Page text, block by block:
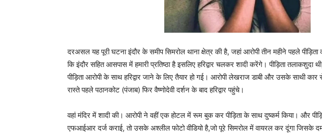
दरअसल यह पूरी घटना इंदौर के समीप सिमरोल थाना क्षेत्र की है, जहां आरोपी तीन महीने पहले पीड़िता
कि इंदौर सहित आसपास में हमारी प्रतिष्ठा है इसलिए हरिद्वार चलकर शादी करेंगे। पीड़िता तलाकशुदा
पीड़िता आरोपी के साथ हरिद्वार जाने के लिए तैयार हो गई। आरोपी लेखराज डाबी और उसके साथी कार
रास्ते पहले पठानकोट (पंजाब) फिर वैष्णोदेवी दर्शन के बाद हरिद्वार पहुंचे।
वहां मंदिर में शादी की। आरोपी ने वहीं एक होटल में रूम बुक कर पीड़िता के साथ दुष्कर्म किया। और
एफआईआर दर्ज कराई, तो उसके अश्लील फोटो वीडियो है,जो पूरे सिमरोल में वायरल कर दूंगा जिसके